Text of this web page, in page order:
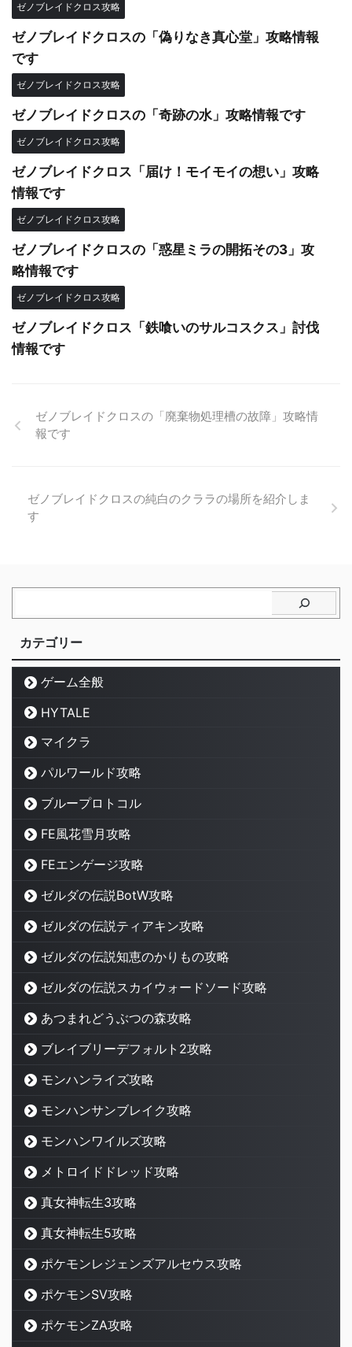
ゼノブレイドクロス攻略
ゼノブレイドクロスの「偽りなき真心堂」攻略情報
です
ゼノブレイドクロス攻略
ゼノブレイドクロスの「奇跡の水」攻略情報です
ゼノブレイドクロス攻略
ゼノブレイドクロス「届け！モイモイの想い」攻略
情報です
ゼノブレイドクロス攻略
ゼノブレイドクロスの「惑星ミラの開拓その3」攻
略情報です
ゼノブレイドクロス攻略
ゼノブレイドクロス「鉄喰いのサルコスクス」討伐
情報です
ゼノブレイドクロスの「廃棄物処理槽の故障」攻略情
報です
ゼノブレイドクロスの純白のクララの場所を紹介しま
す
カテゴリー
ゲーム全般
HYTALE
マイクラ
パルワールド攻略
ブループロトコル
FE風花雪月攻略
FEエンゲージ攻略
ゼルダの伝説BotW攻略
ゼルダの伝説ティアキン攻略
ゼルダの伝説知恵のかりもの攻略
ゼルダの伝説スカイウォードソード攻略
あつまれどうぶつの森攻略
ブレイブリーデフォルト2攻略
モンハンライズ攻略
モンハンサンブレイク攻略
モンハンワイルズ攻略
メトロイドドレッド攻略
真女神転生3攻略
真女神転生5攻略
ポケモンレジェンズアルセウス攻略
ポケモンSV攻略
ポケモンZA攻略